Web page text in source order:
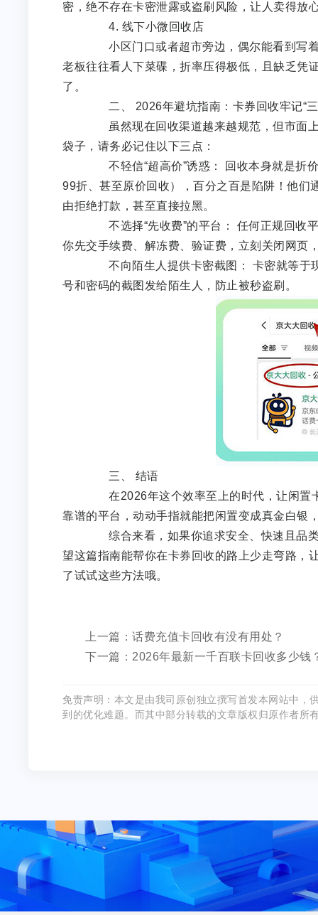
密，绝不存在卡密泄露或盗刷风险，让人卖得放
4. 线下小微回收店
小区门口或者超市旁边，偶尔能看到写着
老板往往看人下菜碟，折率压得极低，且缺乏凭
了。
二、 2026年避坑指南：卡券回收牢记“三
虽然现在回收渠道越来越规范，但市面上
袋子，请务必记住以下三点：
不轻信“超高价”诱惑： 回收本身就是折
99折、甚至原价回收），百分之百是陷阱！他们
由拒绝打款，甚至直接拉黑。
不选择“先收费”的平台： 任何正规回收
你先交手续费、解冻费、验证费，立刻关闭网页
不向陌生人提供卡密截图： 卡密就等于
号和密码的截图发给陌生人，防止被秒盗刷。
三、 结语
在2026年这个效率至上的时代，让闲置
靠谱的平台，动动手指就能把闲置变成真金白银
综合来看，如果你追求安全、快速且品类
望这篇指南能帮你在卡券回收的路上少走弯路，
了试试这些方法哦。
上一篇：话费充值卡回收有没有用处？
下一篇：2026年最新一千百联卡回收多少钱
免责声明：本文是由我司原创独立撰写首发本网站中，
到的优化难题。而其中部分转载的文章版权归原作者所